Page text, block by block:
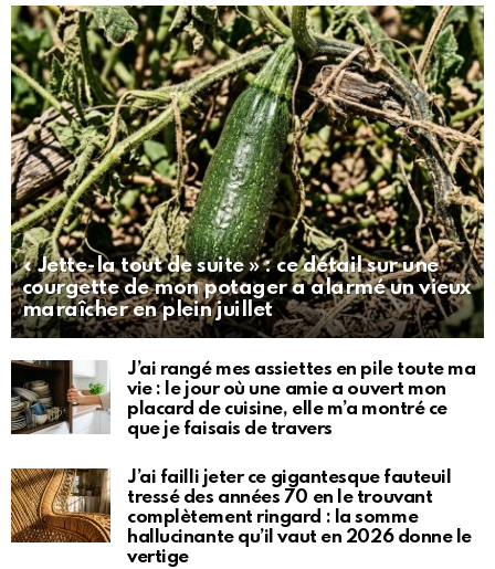
« Jette-la tout de suite » : ce détail sur une
courgette de mon potager a alarmé un vieux
maraîcher en plein juillet
J’ai rangé mes assiettes en pile toute ma
vie : le jour où une amie a ouvert mon
placard de cuisine, elle m’a montré ce
que je faisais de travers
J’ai failli jeter ce gigantesque fauteuil
tressé des années 70 en le trouvant
complètement ringard : la somme
hallucinante qu’il vaut en 2026 donne le
vertige